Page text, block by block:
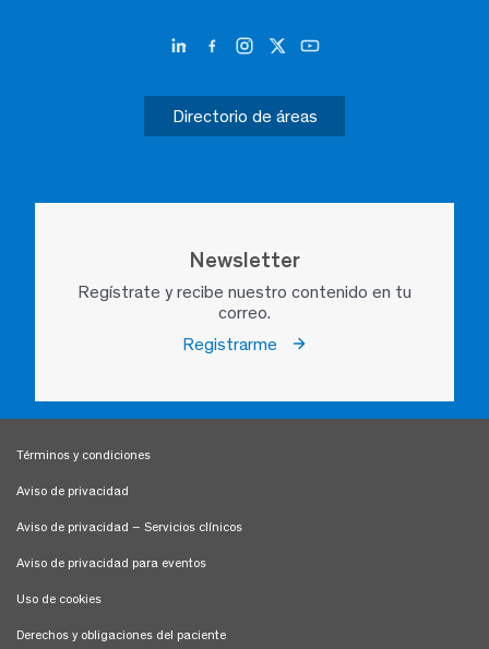
Directorio de áreas
Newsletter
Regístrate y recibe nuestro contenido en tu
correo.
Registrarme
Términos y condiciones
Aviso de privacidad
Aviso de privacidad – Servicios clínicos
Aviso de privacidad para eventos
Uso de cookies
Derechos y obligaciones del paciente